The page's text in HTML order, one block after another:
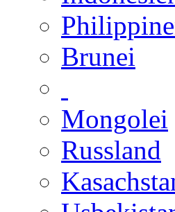
Brunei
Mongolei
Russland